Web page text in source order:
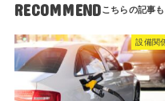
RECOMMEND
設備関